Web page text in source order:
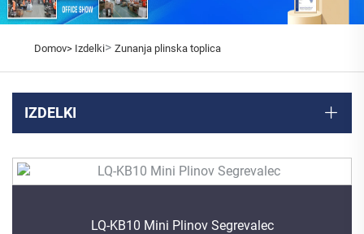
Domov> Izdelki> Zunanja plinska toplica
IZDELKI
LQ-KB10 Mini Plinov Segrevalec